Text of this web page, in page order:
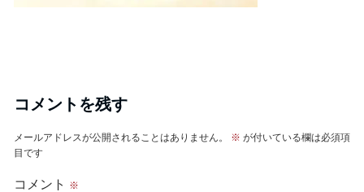
コメントを残す
メールアドレスが公開されることはありません。 ※ が付いている欄は必須項
目です
コメント ※